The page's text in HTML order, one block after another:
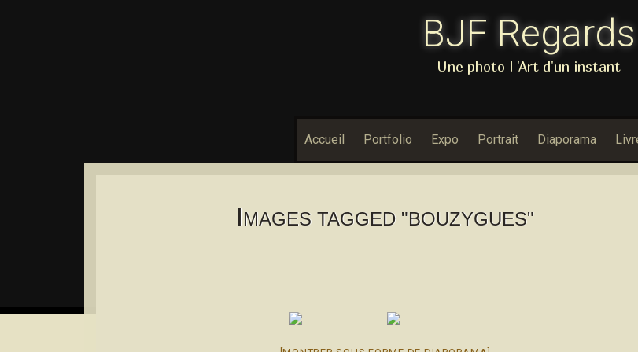
BJF Regards
Une photo l 'Art d'un instant
Accueil Portfolio Expo Portrait Diaporama
IMAGES TAGGED "BOUZYGUES"